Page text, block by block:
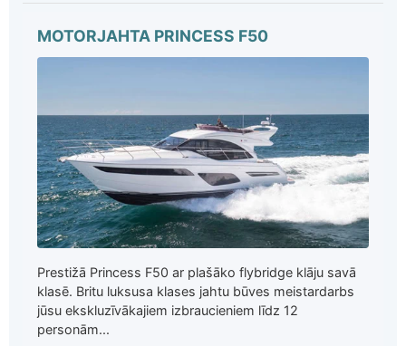
MOTORJAHTA PRINCESS F50
Prestižā Princess F50 ar plašāko flybridge klāju savā
klasē. Britu luksusa klases jahtu būves meistardarbs
jūsu ekskluzīvākajiem izbraucieniem līdz 12
personām...